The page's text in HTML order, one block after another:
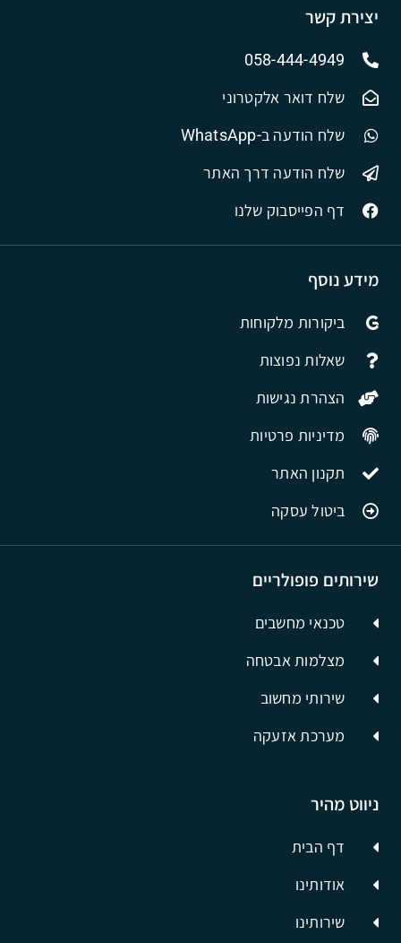
ניווט מהיר
דף הבית
אודותינו
שירותינו
שירותים פופולריים
טכנאי מחשבים
מצלמות אבטחה
שירותי מחשוב
מערכת אזעקה
מידע נוסף
ביקורות מלקוחות
שאלות נפוצות
הצהרת נגישות
מדיניות פרטיות
תקנון האתר
ביטול עסקה
יצירת קשר
058-444-4949
שלח דואר אלקטרוני
שלח הודעה ב-WhatsApp
שלח הודעה דרך האתר
דף הפייסבוק שלנו